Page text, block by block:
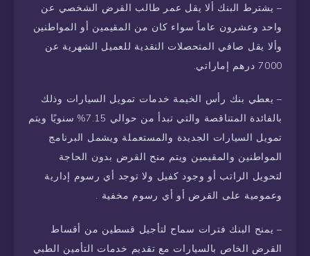
– يشترط البنك ألا يقل عمر طالب القرض الشخصي عن
واحد وعشرون عاماً سواء كان من المقيمين أو المواطنين
وألا يقل صافي المتحصلات النقدية للعميل الشهرية عن
7000 درهم إماراتي.
– يعطي بنك رأس الخيمة خدمات تمويل السيارات وذلك
بالفائدة المتناقصة والتي تبدأ من حوالي 7.15% سنويًا ويتم
تمويل السيارات الجديدة والمستعملة ويشمل البرنامج
المواطنين والمقيمين ويتم منح القرض بدون الحاجة
لتحويل الراتب أو وجود كفيل ولا توجد أي رسوم إدارية
وعمومية على القرض أو أي رسوم مخفية .
– يمنح البنك فترات سماح لتأجيل قسطين من أقساط
القرض الخاص بالسيارات مع تقديم خدمات التأمين الطبي